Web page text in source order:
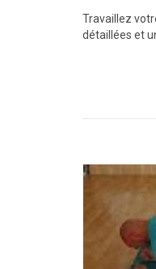
Travaillez
détaillées et